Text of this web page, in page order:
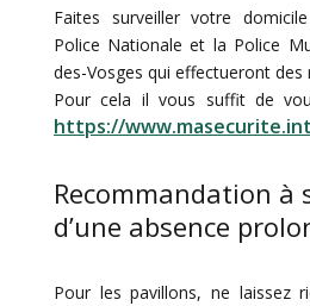
Faites surveiller votre
Police Nationale et la Police
des-Vosges qui effectueront des
Pour cela il vous suffit de
https://
Recommandation à
d’une absence
Pour les pavillons, ne laissez